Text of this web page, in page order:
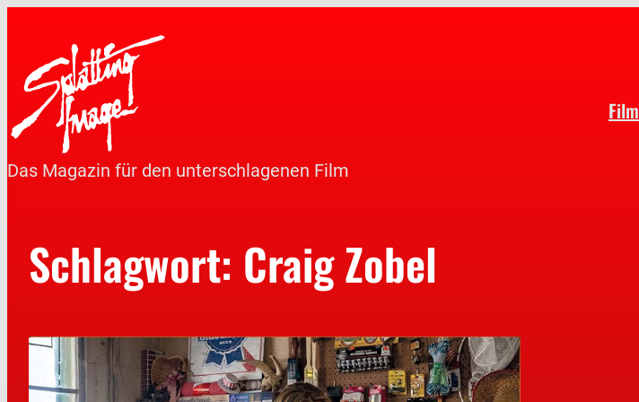
Das Magazin für den unterschlagenen Film
Film
Schlagwort: Craig Zobel